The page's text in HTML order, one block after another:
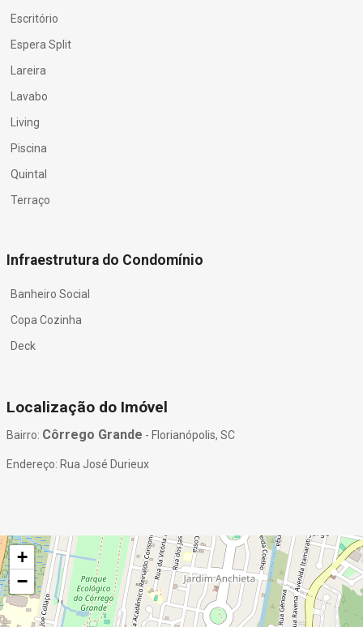
Escritório
Espera Split
Lareira
Lavabo
Living
Piscina
Quintal
Terraço
Infraestrutura do Condomínio
Banheiro Social
Copa Cozinha
Deck
Localização do Imóvel
Bairro: Côrrego Grande - Florianópolis, SC
Endereço: Rua José Durieux
+
−